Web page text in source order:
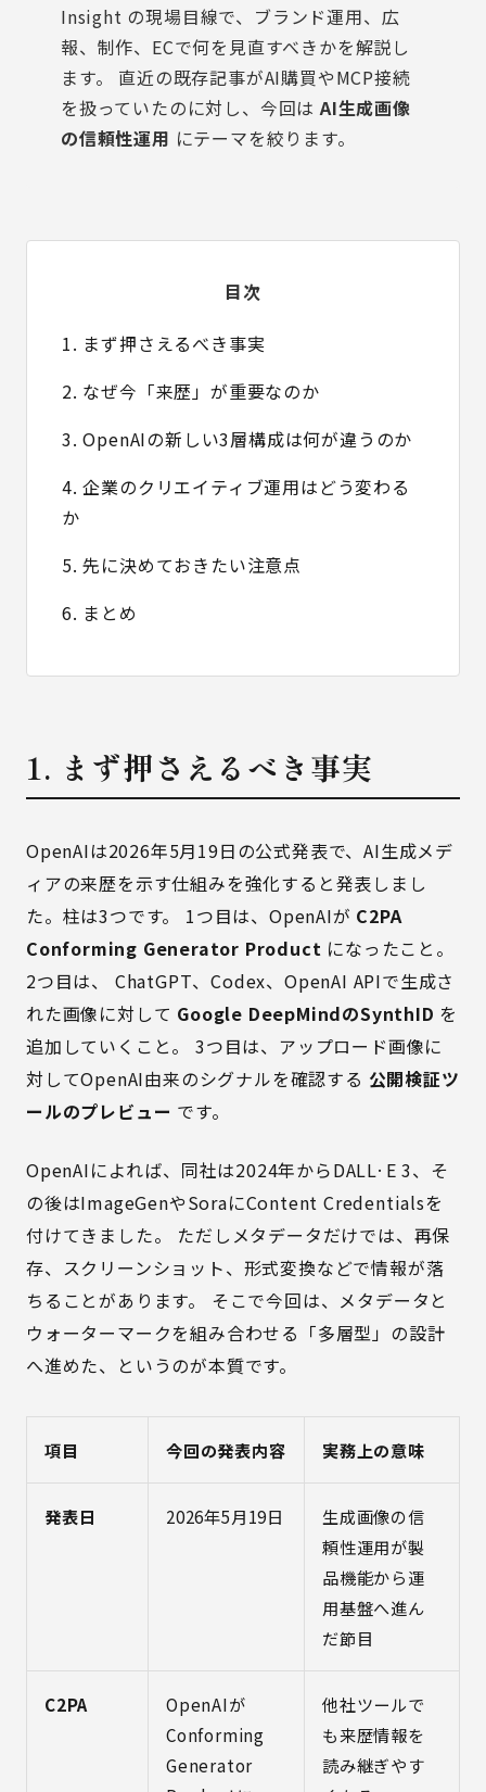
Insight の現場目線で、ブランド運用、広
報、制作、ECで何を見直すべきかを解説し
ます。 直近の既存記事がAI購買やMCP接続
を扱っていたのに対し、今回はAI生成画像
の信頼性運用 にテーマを絞ります。
目次
1. まず押さえるべき事実
2. なぜ今「来歴」が重要なのか
3. OpenAIの新しい3層構成は何が違うのか
4. 企業のクリエイティブ運用はどう変わる
か
5. 先に決めておきたい注意点
6. まとめ
1. まず押さえるべき事実
OpenAIは2026年5月19日の公式発表で、AI生成メデ
ィアの来歴を示す仕組みを強化すると発表しまし
た。柱は3つです。 1つ目は、OpenAIが C2PA
Conforming Generator Product になったこと。
2つ目は、 ChatGPT、Codex、OpenAI APIで生成さ
れた画像に対して Google DeepMindのSynthID を
追加していくこと。 3つ目は、アップロード画像に
対してOpenAI由来のシグナルを確認する 公開検証ツ
ールのプレビュー です。
OpenAIによれば、同社は2024年からDALL·E 3、そ
の後はImageGenやSoraにContent Credentialsを
付けてきました。 ただしメタデータだけでは、再保
存、スクリーンショット、形式変換などで情報が落
ちることがあります。 そこで今回は、メタデータと
ウォーターマークを組み合わせる「多層型」の設計
へ進めた、というのが本質です。
項目 今回の発表内容 実務上の意味
発表日 2026年5月19日
生成画像の信
頼性運用が製
品機能から運
用基盤へ進ん
だ節目
C2PA
OpenAIが
Conforming
Generator
他社ツールで
も来歴情報を
読み継ぎやす